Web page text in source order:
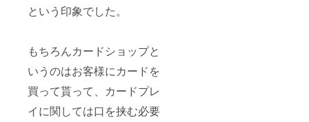
という印象でした。
もちろんカードショップと
いうのはお客様にカードを
買って貰って、カードプレ
イに関しては口を挟む必要